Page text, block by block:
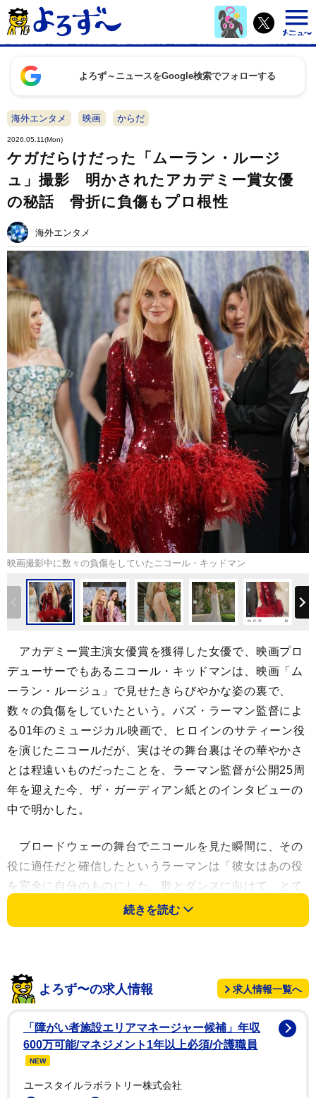
よろず～ニュースをGoogle検索でフォローする
海外エンタメ 映画 からだ
2026.05.11(Mon)
ケガだらけだった「ムーラン・ルージ
ュ」撮影 明かされたアカデミー賞女優
の秘話 骨折に負傷もプロ根性
海外エンタメ
映画撮影中に数々の負傷をしていたニコール・キッドマン
アカデミー賞主演女優賞を獲得した女優で、映画プロ
デューサーでもあるニコール・キッドマンは、映画「ム
ーラン・ルージュ」で見せたきらびやかな姿の裏で、
数々の負傷をしていたという。バズ・ラーマン監督によ
る01年のミュージカル映画で、ヒロインのサティーン役
を演じたニコールだが、実はその舞台裏はその華やかさ
とは程遠いものだったことを、ラーマン監督が公開25周
年を迎えた今、ザ・ガーディアン紙とのインタビューの
中で明かした。
ブロードウェーの舞台でニコールを見た瞬間に、その
役に適任だと確信したというラーマンは「彼女はあの役
を完全に自分のものにした。歌とダンスに向けて、とて
も努力していた」と振り返る。
製作にも参加した衣装デザイナーのキャサリン・マー
ティン氏は、1度目のニコールの骨折がいつだったのか
は誰も分からなかったが、2度目の時はコルセットの着
用時だったとして、「衣装の紐をかなりきつく締めいて
いたら、また肋骨が折れてしまった」と説明した。
続きを読む
よろず〜の求人情報 求人情報一覧へ
「障がい者施設エリアマネージャー候補」年収
600万可能/マネジメント1年以上必須/介護職員
NEW
ユースタイルラボラトリー株式会社